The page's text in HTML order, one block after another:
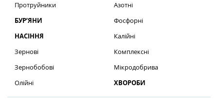
Протруйники
БУР’ЯНИ
НАСІННЯ
Зернові
Зернобобові
Олійні
Азотні
Фосфорні
Калійні
Комплексні
Мікродобрива
ХВОРОБИ